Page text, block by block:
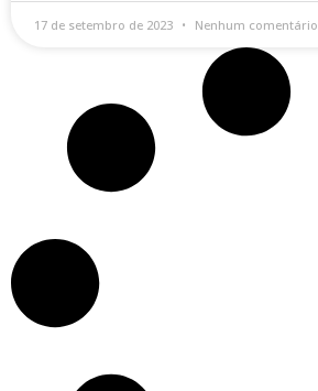
17 de setembro de 2023 Nenhum comentário